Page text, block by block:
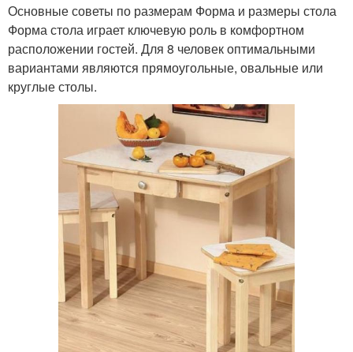
Основные советы по размерам Форма и размеры стола
Форма стола играет ключевую роль в комфортном
расположении гостей. Для 8 человек оптимальными
вариантами являются прямоугольные, овальные или
круглые столы.